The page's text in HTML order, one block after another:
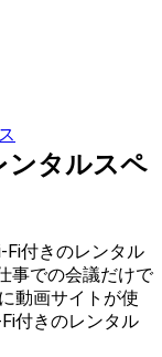
ンタルスペ
Fi付きのレンタル
事での会議だけで
動画サイトが使
付きのレンタル